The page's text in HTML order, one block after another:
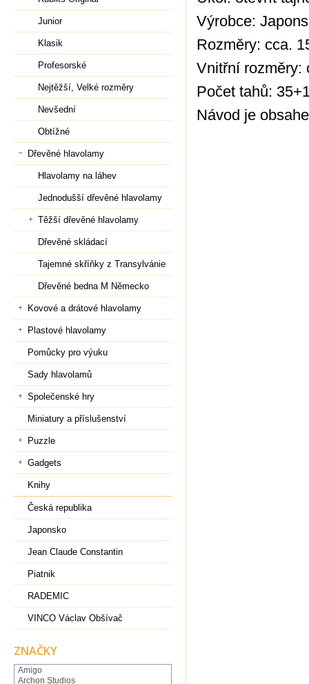
Výrobce:
Rozměry: cca.
Vnitřní rozměry:
Počet tahů:
Návod je
Junior
Klasik
Profesorské
Nejtěžší, Velké rozměry
Nevšední
Obtížné
Dřevěné hlavolamy
Hlavolamy na láhev
Jednodušší dřevěné hlavolamy
Těžší dřevěné hlavolamy
Dřevěné skládací
Tajemné skříňky z Transylvánie
Dřevěné bedna M Německo
Kovové a drátové hlavolamy
Plastové hlavolamy
Pomůcky pro výuku
Sady hlavolamů
Společenské hry
Miniatury a příslušenství
Puzzle
Gadgets
Knihy
Česká republika
Japonsko
Jean Claude Constantin
Piatnik
RADEMIC
VINCO Václav Obšívač
ZNAČKY
Amigo
Archon Studios